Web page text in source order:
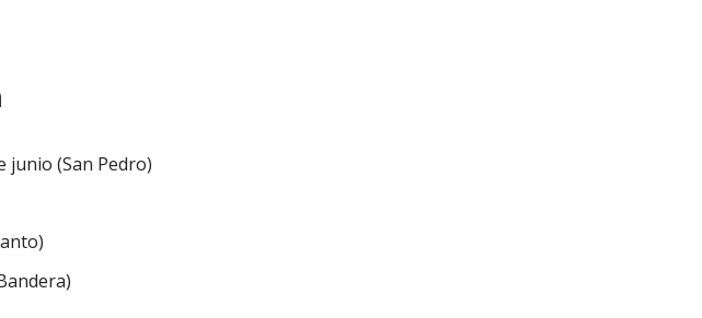
junio (San Pedro)